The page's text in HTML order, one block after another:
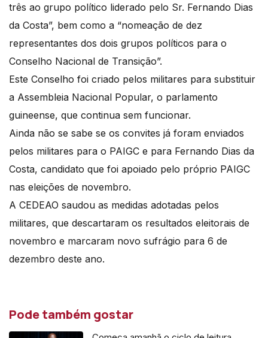
três ao grupo político liderado pelo Sr. Fernando Dias
da Costa”, bem como a “nomeação de dez
representantes dos dois grupos políticos para o
Conselho Nacional de Transição”.
Este Conselho foi criado pelos militares para substituir
a Assembleia Nacional Popular, o parlamento
guineense, que continua sem funcionar.
Ainda não se sabe se os convites já foram enviados
pelos militares para o PAIGC e para Fernando Dias da
Costa, candidato que foi apoiado pelo próprio PAIGC
nas eleições de novembro.
A CEDEAO saudou as medidas adotadas pelos
militares, que descartaram os resultados eleitorais de
novembro e marcaram novo sufrágio para 6 de
dezembro deste ano.
Pode também gostar